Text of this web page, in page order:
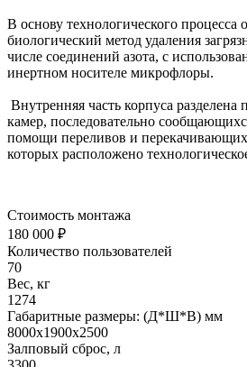
В основу технологического процесса
биологический метод удаления
числе соединений азота, с
инертном носителе микрофлоры.
Внутренняя часть корпуса разделена
камер, последовательно
помощи переливов и
которых расположено
Стоимость монтажа
180 000 ₽
Количество пользователей
70
Вес, кг
1274
Габаритные размеры: (Д*Ш*В) мм
8000х1900х2500
Залповый сброс, л